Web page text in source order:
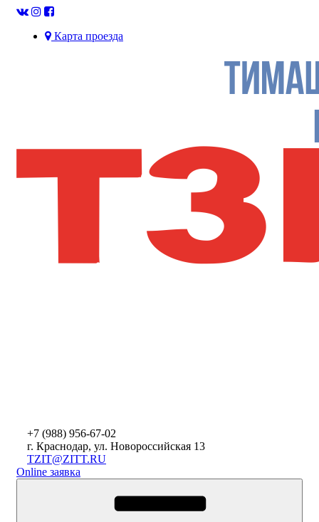
Карта проезда
+7 (988) 956-67-02
г. Краснодар, ул. Новороссийская 13
TZIT@ZITT.RU
Online заявка